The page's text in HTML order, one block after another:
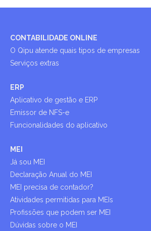
CONTABILIDADE ONLINE
O Qipu atende quais tipos de empresas
Serviços extras
ERP
Aplicativo de gestão e ERP
Emissor de NFS-e
Funcionalidades do aplicativo
MEI
Já sou MEI
Declaração Anual do MEI
MEI precisa de contador?
Atividades permitidas para MEIs
Profissões que podem ser MEI
Dúvidas sobre o MEI